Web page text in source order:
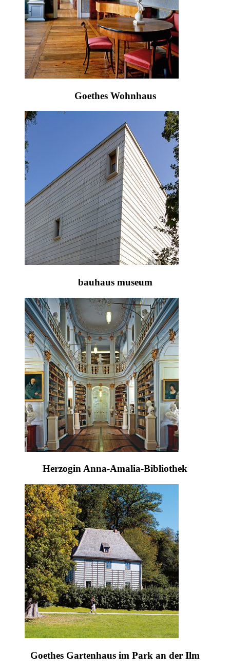
Goethes Wohnhaus
bauhaus museum
Herzogin Anna-Amalia-Bibliothek
Goethes Gartenhaus im Park an der Ilm